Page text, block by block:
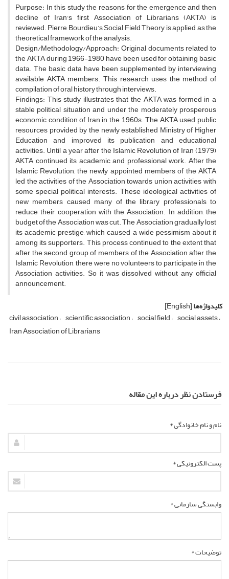
Purpose: In this study the reasons for the emergence and then
decline of Iran's first Association of Librarians (AKTA) is
reviewed. Pierre Bourdieu’s Social Field Theory is applied as the
theoretical framework of the analysis.
Design/Methodology/Approach: Original documents related to
the AKTA during 1966-1980 have been used for obtaining basic
data. The basic data have been supplemented by interviewing
available AKTA members. This research uses the method of
compilation of oral history through interviews.
Findings: This study illustrates that the AKTA was formed in a
stable political situation and under the moderately prosperous
economic condition of Iran in the 1960s. The AKTA used public
resources provided by the newly established Ministry of Higher
Education and improved its publication and educational
activities. Until a year after the Islamic Revolution of Iran (1979)
AKTA continued its academic and professional work. After the
Islamic Revolution, the newly appointed members of the AKTA
led the activities of the Association towards union activities with
some special political interests. These ideological activities of
new members caused many of the library professionals to
reduce their cooperation with the Association. In addition, the
budget of the Association was cut. The Association gradually lost
its academic prestige, which caused a wide pessimism about it
among its supporters. This process continued to the extent that
after the second group of members of the Association after the
Islamic Revolution, there were no volunteers to participate in the
Association activities. So it was dissolved without any official
announcement.
کلیدواژه‌ها[English]
civil association scientific association social field social assets
Iran Association of Librarians
فرستادن نظر درباره این مقاله
نام و نام خانوادگی *
پست الکترونیکی *
وابستگی سازمانی *
توضیحات *